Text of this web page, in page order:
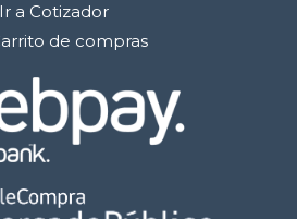
Ir a Cotizador
de compras